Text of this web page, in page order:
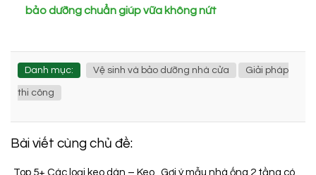
bảo dưỡng chuẩn giúp vữa không nứt
Danh mục: Vệ sinh và bảo dưỡng nhà cửa Giải pháp
thi công
Bài viết cùng chủ đề:
Top 5+ Các loại keo dán – Keo Gợi ý mẫu nhà ống 2 tầng có